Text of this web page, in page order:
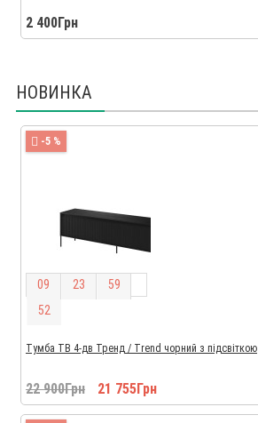
2 400Грн
НОВИНКА
-5 %
09 23 59
51
Тумба ТВ 4-дв Тренд / Trend чорний з підсвіткою
22 900Грн 21 755Грн